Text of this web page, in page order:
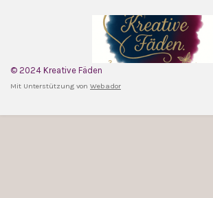
© 2024 Kreative Fäden
Mit Unterstützung von Webador